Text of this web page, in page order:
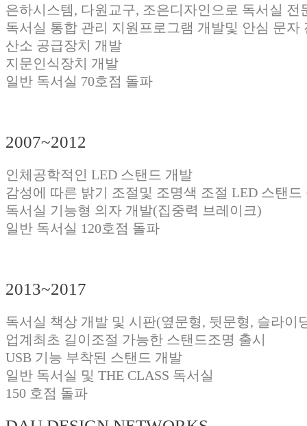
은하시스템, 다원교구, 조은디자인으로 독서실 전
독서실 통합 관리 지원프로그램 개발및 안심 문자
산소 공급장치 개발
지문인식장치 개발
일반 독서실 70호점 돌파
2007~2012
인체공학적인 LED 스탠드 개발
감성에 따른 밝기 조절및 조명색 조절 LED 스탠드
독서실 기능형 의자 개발(집중력 브레이크)
일반 독서실 120호점 돌파
2013~2017
독서실 책상 개발 및 시판(옆문형, 뒷문형, 슬라이
업계최초 길이조절 가능한 스탠드조명 출시
USB 기능 부착된 스탠드 개발
일반 독서실 및 THE CLASS 독서실
150 호점 돌파